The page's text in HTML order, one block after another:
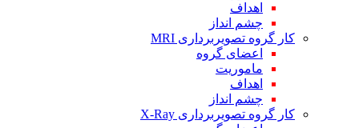
اهداف
چشم انداز
کار گروه تصویربرداری MRI
اعضای گروه
ماموریت
اهداف
چشم انداز
کار گروه تصویربرداری X-Ray